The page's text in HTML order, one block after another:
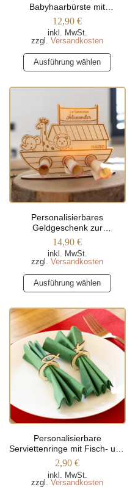
werden
Babyhaarbürste mit
verschiedenen Motiven
12,90€
inkl. MwSt.
zzgl.Versandkosten
Ausführung wählen
Dieses
Produkt
weist
Varianten
auf.
Die
Optionen
können
auf
der
Produktseite
gewählt
werden
Personalisierbares
Geldgeschenk zur
Kommunion Noahs Arche
14,90€
inkl. MwSt.
zzgl.Versandkosten
Ausführung wählen
Dieses
Produkt
weist
mehrere
Varianten
auf.
Die
Optionen
können
der
Produktseite
gewählt
werden
Personalisierbare
Serviettenringe mit Fisch- und
Taubenmotiv
2,90€
inkl. MwSt.
zzgl.Versandkosten